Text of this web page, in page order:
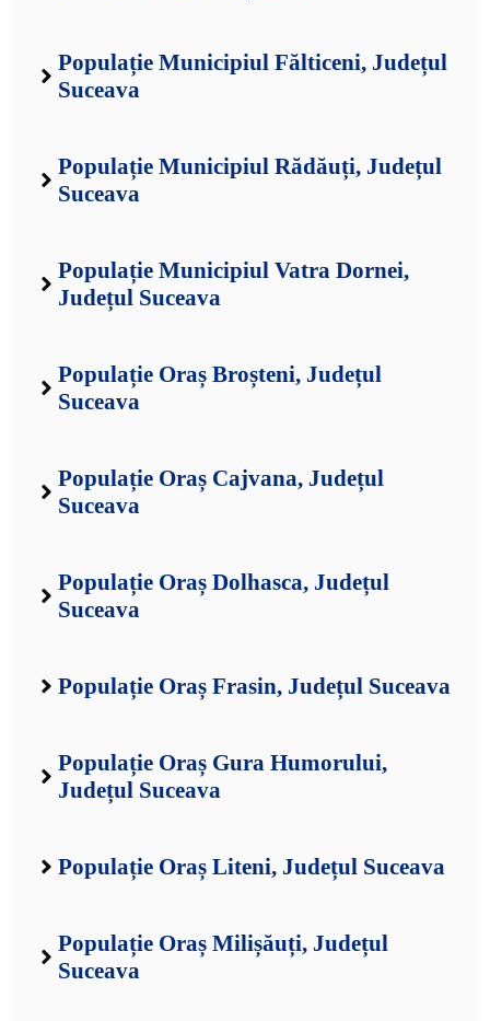
Populație Municipiul Fălticeni, Județul
Suceava
Populație Municipiul Rădăuți, Județul
Suceava
Populație Municipiul Vatra Dornei,
Județul Suceava
Populație Oraș Broșteni, Județul
Suceava
Populație Oraș Cajvana, Județul
Suceava
Populație Oraș Dolhasca, Județul
Suceava
Populație Oraș Frasin, Județul Suceava
Populație Oraș Gura Humorului,
Județul Suceava
Populație Oraș Liteni, Județul Suceava
Populație Oraș Milișăuți, Județul
Suceava